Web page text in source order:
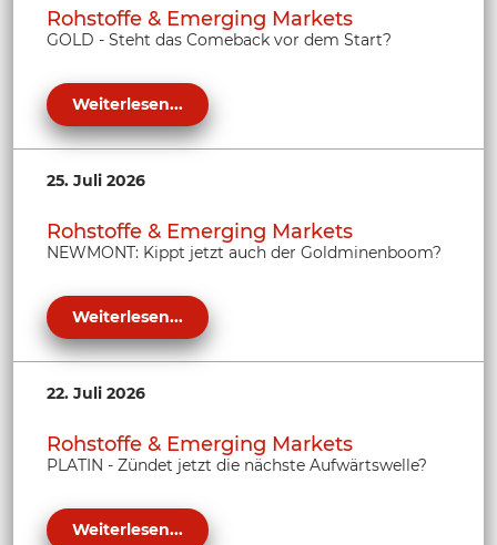
Rohstoffe & Emerging Markets
GOLD - Steht das Comeback vor dem Start?
Weiterlesen...
25. Juli 2026
Rohstoffe & Emerging Markets
NEWMONT: Kippt jetzt auch der Goldminenboom?
Weiterlesen...
22. Juli 2026
Rohstoffe & Emerging Markets
PLATIN - Zündet jetzt die nächste Aufwärtswelle?
Weiterlesen...